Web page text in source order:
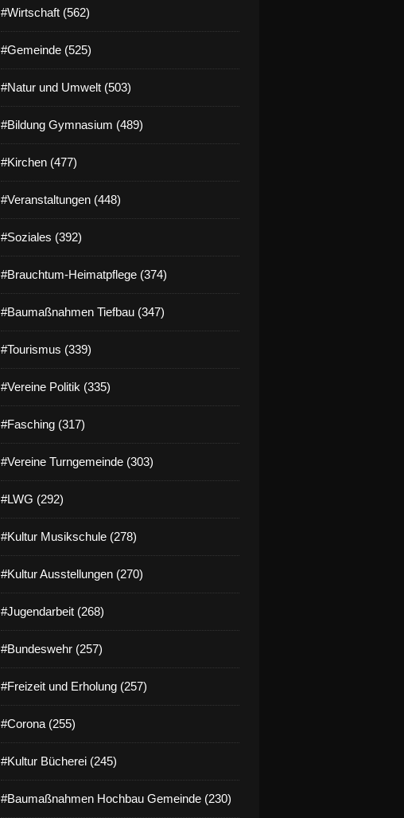
#Wirtschaft (562)
#Gemeinde (525)
#Natur und Umwelt (503)
#Bildung Gymnasium (489)
#Kirchen (477)
#Veranstaltungen (448)
#Soziales (392)
#Brauchtum-Heimatpflege (374)
#Baumaßnahmen Tiefbau (347)
#Tourismus (339)
#Vereine Politik (335)
#Fasching (317)
#Vereine Turngemeinde (303)
#LWG (292)
#Kultur Musikschule (278)
#Kultur Ausstellungen (270)
#Jugendarbeit (268)
#Bundeswehr (257)
#Freizeit und Erholung (257)
#Corona (255)
#Kultur Bücherei (245)
#Baumaßnahmen Hochbau Gemeinde (230)